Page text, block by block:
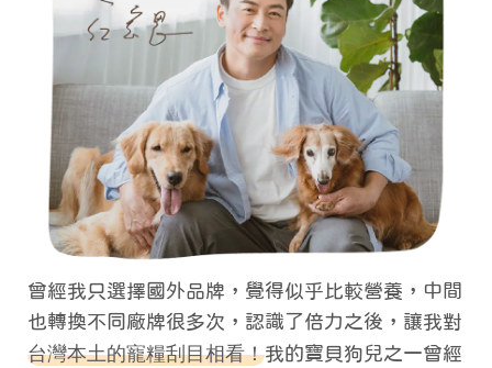
曾經我只選擇國外品牌，覺得似乎比較營養，中間
也轉換不同廠牌很多次，認識了倍力之後，讓我對
台灣本土的寵糧刮目相看！我的寶貝狗兒之一曾經